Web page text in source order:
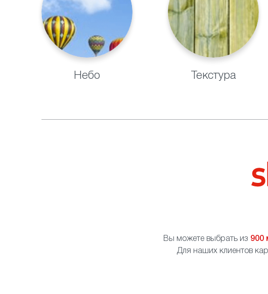
Небо Текстура
Вы можете выбрать из 900
Для наших клиентов